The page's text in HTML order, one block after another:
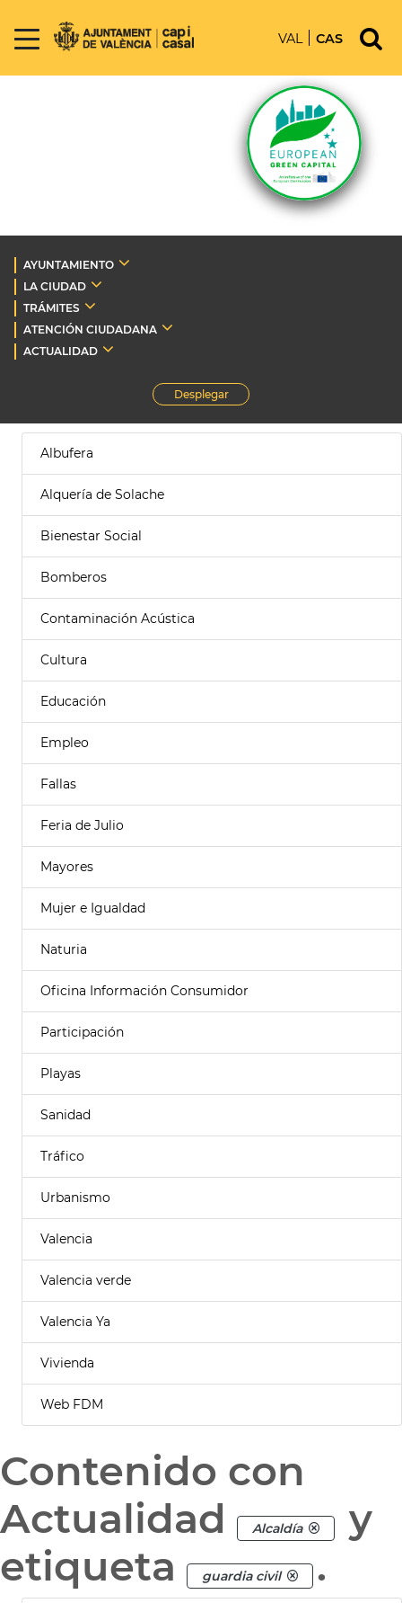
VAL CAS
AYUNTAMIENTO
LA CIUDAD
TRÁMITES
ATENCIÓN CIUDADANA
ACTUALIDAD
Desplegar
Albufera
Alquería de Solache
Bienestar Social
Bomberos
Contaminación Acústica
Cultura
Educación
Empleo
Fallas
Feria de Julio
Mayores
Mujer e Igualdad
Naturia
Oficina Información Consumidor
Participación
Playas
Sanidad
Tráfico
Urbanismo
Valencia
Valencia verde
Valencia Ya
Vivienda
Web FDM
Contenido con
Actualidad
Alcaldía
y
etiqueta
guardia civil .